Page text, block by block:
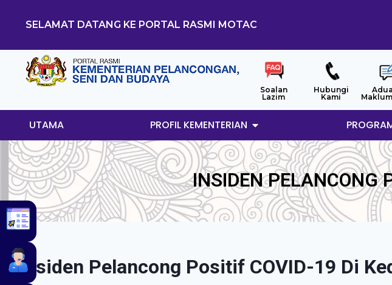
SELAMAT DATANG KE PORTAL RASMI MOTAC
Soalan
Lazim
Hubungi
Kami
UTAMA PROFIL KEMENTERIAN
INSIDEN PELANCONG
Insiden Pelancong Positif COVID-19 Di